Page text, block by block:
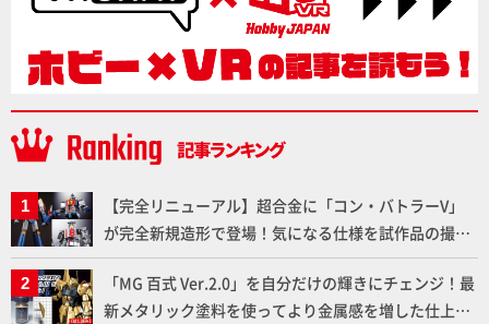
【完全リニューアル】超合金に「コン・バトラーV」
が完全新規造形で登場！気になる仕様を試作品の撮り
下ろしでご紹介!!さらに「大鉄人17」＆「ワンエイ
ト」セット情報もお届け！【超合金の魂】
「MG 百式 Ver.2.0」を自分だけの輝きにチェンジ！最
新メタリック塗料を使ってより金属感を増した仕上が